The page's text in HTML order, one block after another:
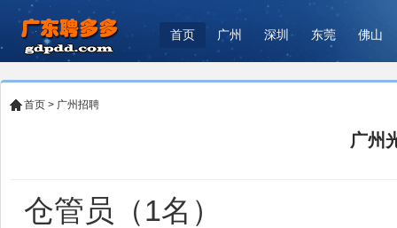
首页 广州 深圳 东莞 佛山
首页 > 广州招聘
广州
仓管员（1名）